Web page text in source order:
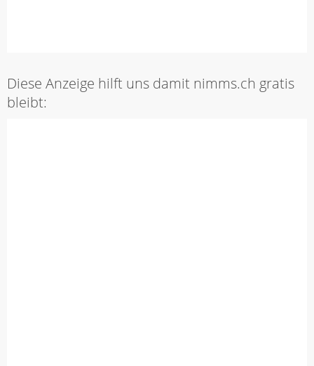
Diese Anzeige hilft uns damit nimms.ch gratis
bleibt: